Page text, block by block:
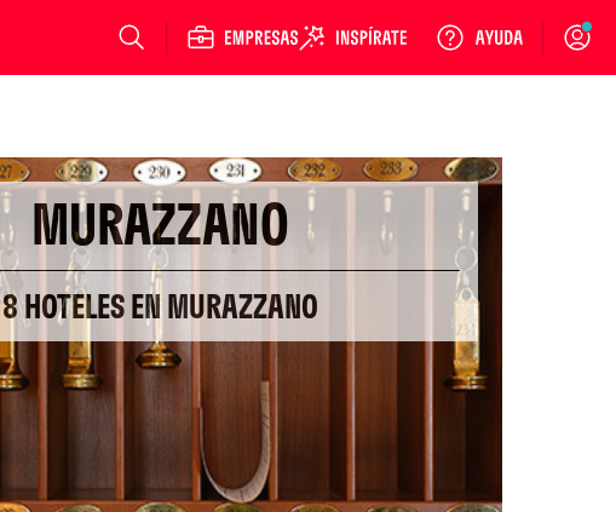
Login
MURAZZANO
8 HOTELES EN MURAZZANO